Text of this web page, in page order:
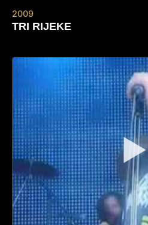
2009
TRI RIJEKE
▶